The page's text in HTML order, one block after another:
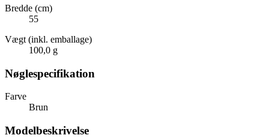
Bredde (cm)
55
Vægt (inkl. emballage)
100,0 g
Nøglespecifikation
Farve
Brun
Modelbeskrivelse